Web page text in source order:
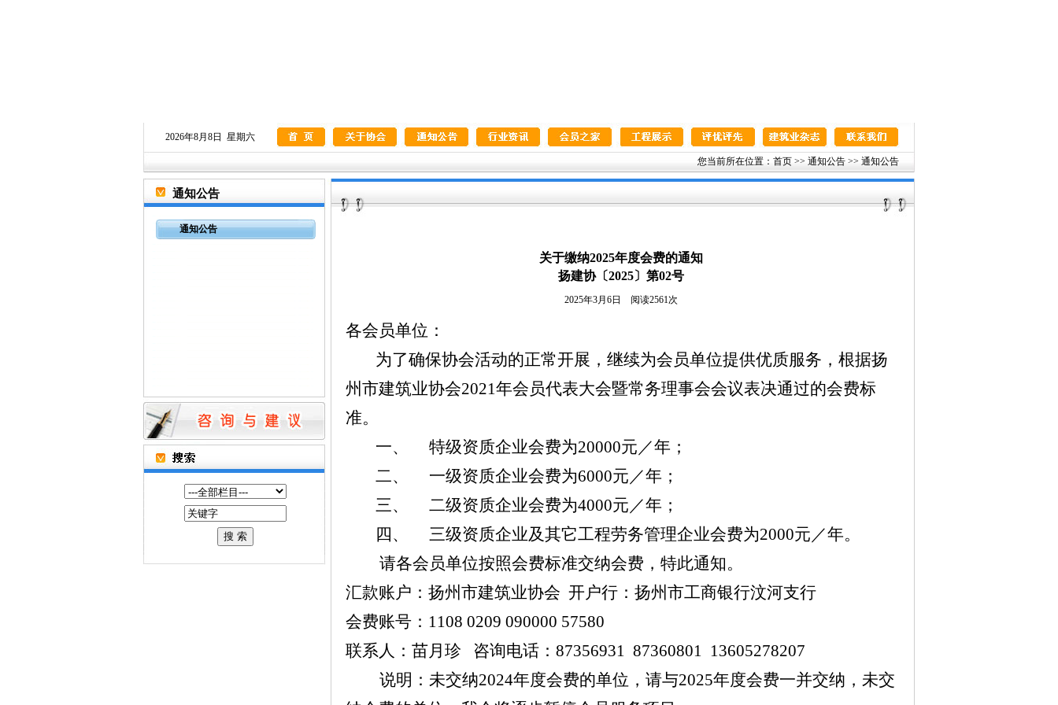
2026年8月8日 星期六
您当前所在位置：首页 >> 通知公告 >> 通知公告
通知公告
通知公告
关于缴纳2025年度会费的通知
扬建协〔2025〕第02号
2025年3月6日 阅读2561次
各会员单位：
为了确保协会活动的正常开展，继续为会员单位提供优质服务，根据扬
州市建筑业协会2021年会员代表大会暨常务理事会会议表决通过的会费标
准。
一、
特级资质企业会费为20000元／年；
二、
一级资质企业会费为6000元／年；
三、
二级资质企业会费为4000元／年；
四、
三级资质企业及其它工程劳务管理企业会费为2000元／年。
请各会员单位按照会费标准交纳会费，特此通知。
汇款账户：扬州市建筑业协会 开户行：扬州市工商银行汶河支行
会费账号： 1108 0209 090000 57580
联系人：苗月珍
咨询电话： 87356931 87360801 13605278207
说明：未交纳2024年度会费的单位，请与2025年度会费一并交纳，未交